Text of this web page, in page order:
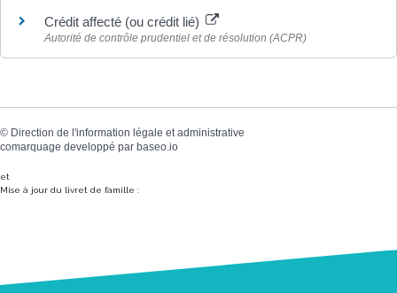
Crédit affecté (ou crédit lié)
Autorité de contrôle prudentiel et de résolution (ACPR)
© Direction de l'information légale et administrative
comarquage developpé par baseo.io
et
Mise à jour du livret de famille :